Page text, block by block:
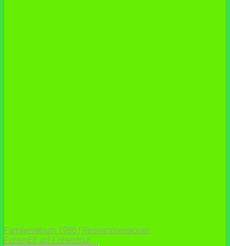
Familienalbum 1986 | Reiseimpressionen
FohlenElf auf Fohlentour